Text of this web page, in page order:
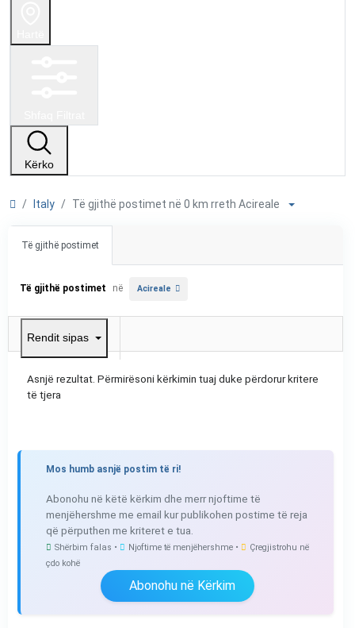
Kërko
Italy Të gjithë postimet në 0 km rreth Acireale
Të gjithë postimet
Të gjithë postimet në Acireale
Rendit sipas
Asnjë rezultat. Përmirësoni kërkimin tuaj duke përdorur kritere
të tjera
Mos humb asnjë postim të ri!
Abonohu në këtë kërkim dhe merr njoftime të
menjëhershme me email kur publikohen postime të reja
që përputhen me kriteret e tua.
Shërbim falas • Njoftime të menjëhershme •
Çregjistrohu në
çdo kohë
Abonohu në Kërkim